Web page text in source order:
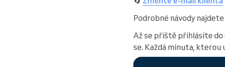
Podrobné návody najdete
Až se příště přihlásíte do
se. Každá minuta, kterou